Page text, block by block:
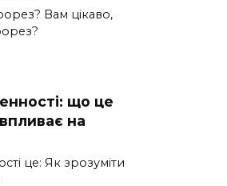
Вам цікаво,
що це
на
це: Як зрозуміти